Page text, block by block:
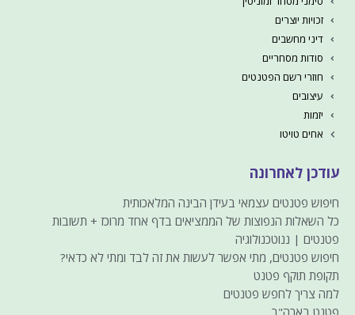
זכויות יוצרים
דיני מחשבים
סודות מסחריים
חוזרי רשם הפטנטים
עיצובים
יזמות
אחים טויטו
עודכן לאחרונה
חיפוש פטנטים עצמאי בעידן הבינה המלאכותית
כל השאלות הנפוצות של הממציאים בדף אחד מרוכז + תשובות
פטנטים | ננוטכנולוגיה
חיפוש פטנטים, מתי אפשר לעשות את זה לבד ומתי לא כדאי?
תקופת תוקף פטנט
למה צריך לחפש פטנטים